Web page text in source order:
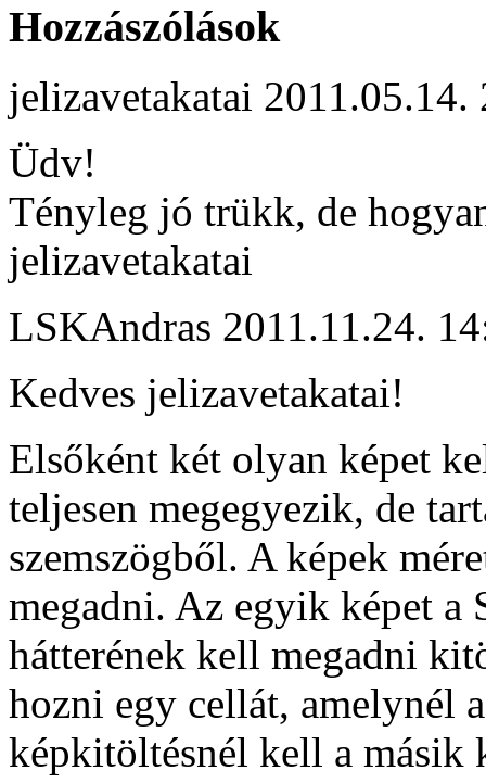
Hozzászólások
jelizavetakatai 2011.05.14.
Üdv!
Tényleg jó trükk, de
jelizavetakatai
LSKAndras 2011.11.24.
Kedves jelizavetakatai!
Elsőként két olyan képet
teljesen megegyezik, de
szemszögből. A képek
megadni. Az egyik képet
hátterének kell megadni
hozni egy cellát, amelynél
képkitöltésnél kell a másik